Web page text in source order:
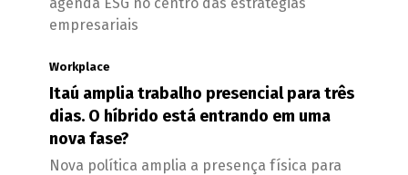
empresariais
Workplace
Itaú amplia trabalho presencial para três
dias. O híbrido está entrando em uma
nova fase?
Nova política amplia a presença física para